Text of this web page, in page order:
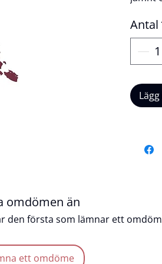
lyxiga
ser till
en
en
Antal
omdömen än
den första som lämnar ett
ett omdöme